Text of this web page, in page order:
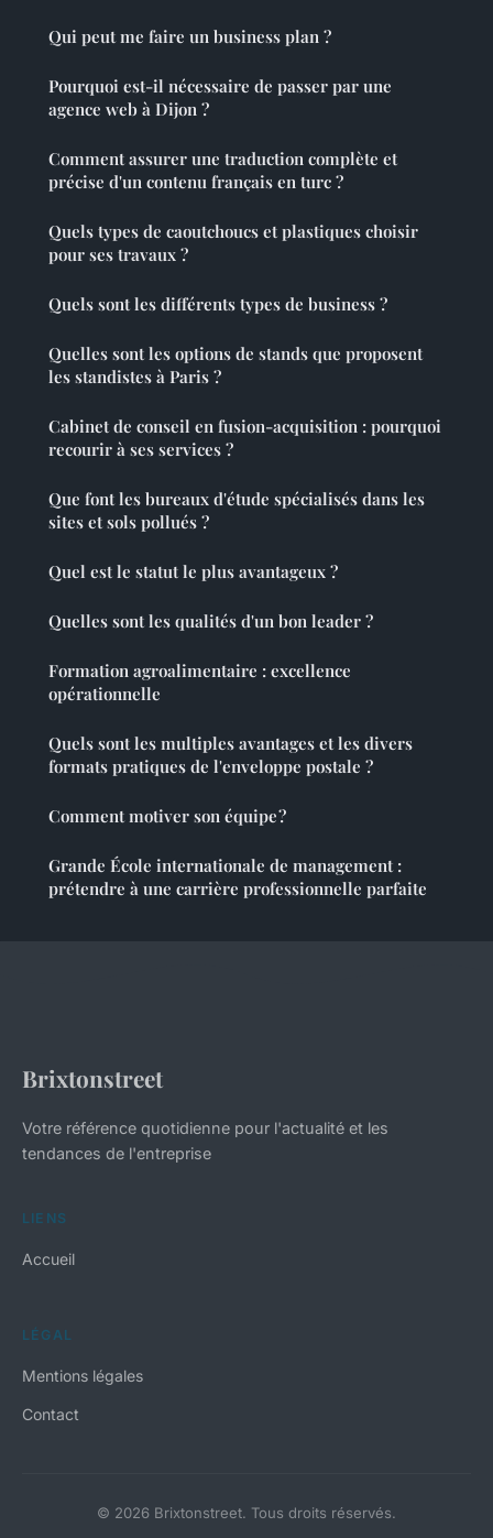
Qui peut me faire un business plan ?
Pourquoi est-il nécessaire de passer par une
agence web à Dijon ?
Comment assurer une traduction complète et
précise d'un contenu français en turc ?
Quels types de caoutchoucs et plastiques choisir
pour ses travaux ?
Quels sont les différents types de business ?
Quelles sont les options de stands que proposent
les standistes à Paris ?
Cabinet de conseil en fusion-acquisition : pourquoi
recourir à ses services ?
Que font les bureaux d'étude spécialisés dans les
sites et sols pollués ?
Quel est le statut le plus avantageux ?
Quelles sont les qualités d'un bon leader ?
Formation agroalimentaire : excellence
opérationnelle
Quels sont les multiples avantages et les divers
formats pratiques de l'enveloppe postale ?
Comment motiver son équipe ?
Grande École internationale de management :
prétendre à une carrière professionnelle parfaite
Brixtonstreet
Votre référence quotidienne pour l'actualité et les
tendances de l'entreprise
LIENS
Accueil
LÉGAL
Mentions légales
Contact
© 2026 Brixtonstreet. Tous droits réservés.